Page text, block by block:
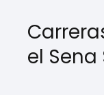
el